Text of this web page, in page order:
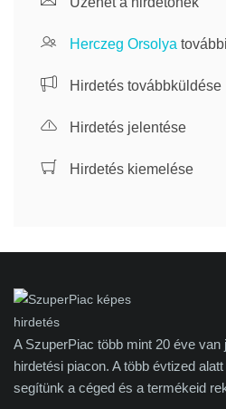
Herczeg Orsolya
Hirdetés továbbküldése
Hirdetés jelentése
Hirdetés kiemelése
A SzuperPiac több mint 20 éve van
hirdetési piacon. A több évtized
segítünk a céged és a termékeid